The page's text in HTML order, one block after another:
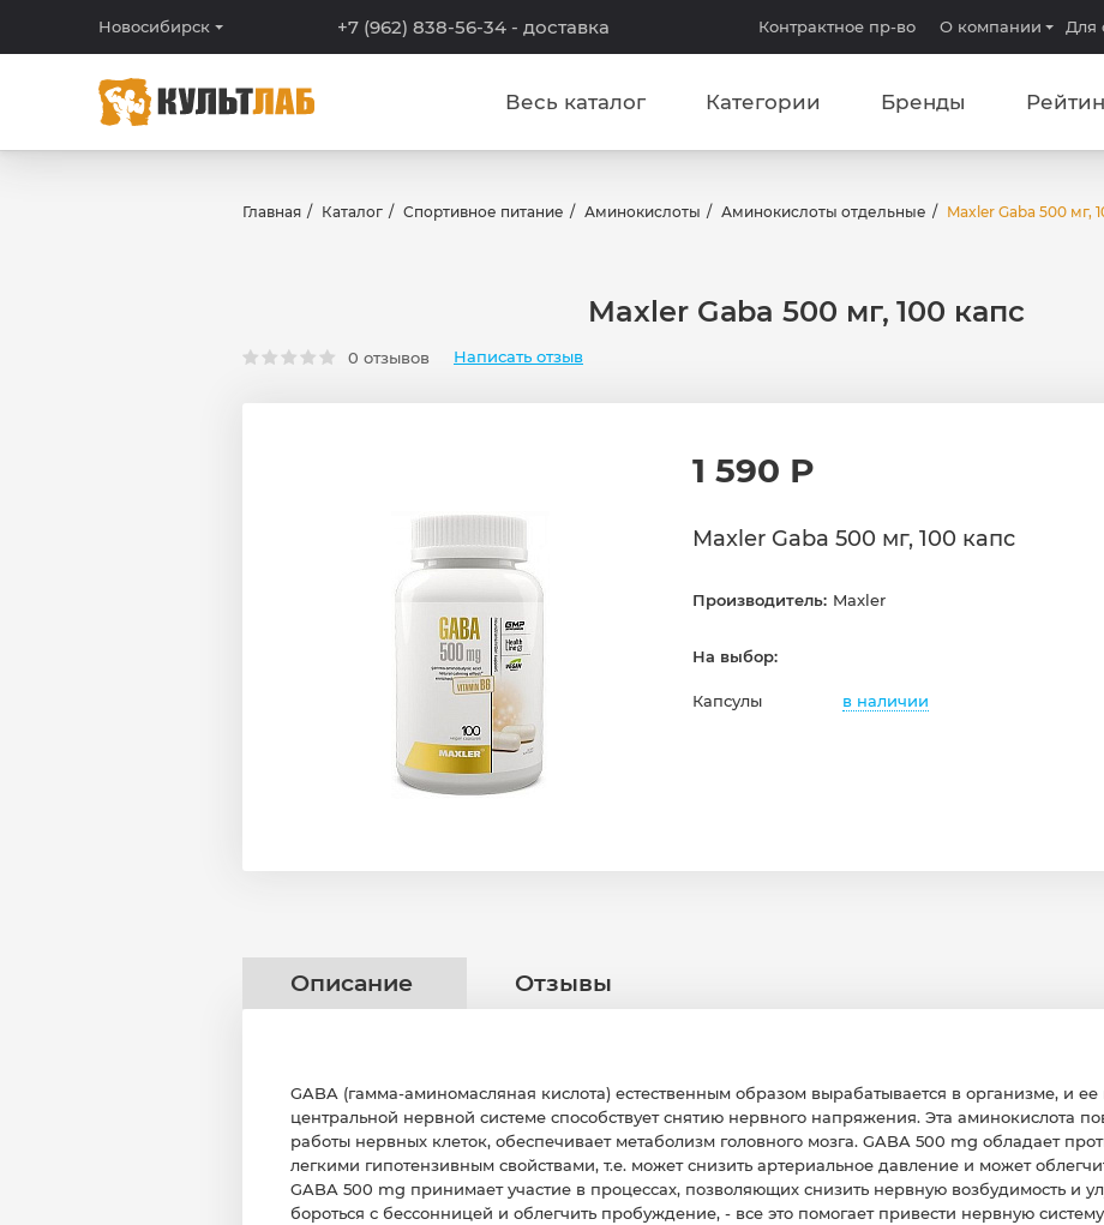
Новосибирск +7 (962) 838-56-34 - доставка Контрактное пр-во О компании Для
Весь каталог Категории Бренды
Главная Каталог Спортивное питание Аминокислоты Аминокислоты отдельные Maxler Gaba 500 мг,
Maxler Gaba 500 мг, 100 капс
0 отзывов Написать отзыв
1 590 Р
Maxler Gaba 500 мг, 100 капс
Производитель: Maxler
На выбор:
Капсулы в наличии
Описание Отзывы
GABA (гамма-аминомасляная кислота) естественным образом вырабатывается в организме, и ее
центральной нервной системе способствует снятию нервного напряжения. Эта аминокислота
работы нервных клеток, обеспечивает метаболизм головного мозга. GABA 500 mg обладает
легкими гипотензивным свойствами, т.е. может снизить артериальное давление и может
GABA 500 mg принимает участие в процессах, позволяющих снизить нервную возбудимость и
бороться с бессонницей и облегчить пробуждение, - все это помогает привести нервную